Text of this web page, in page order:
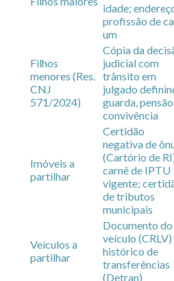
idade;
profissão de
um
Filhos
menores (Res.
CNJ
571/2024)
Cópia da
judicial com
trânsito em
julgado
guarda,
convivência
Imóveis a
partilhar
Certidão
negativa de
(Cartório de
carnê de IPTU
vigente;
de tributos
municipais
Veículos a
partilhar
Documento do
veículo (CRLV)
histórico de
transferências
(Detran)